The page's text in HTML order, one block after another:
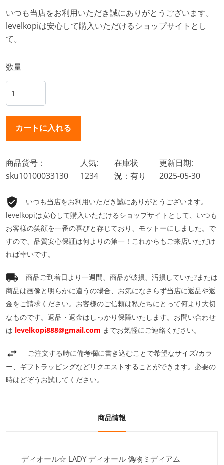
いつも当店をお利用いただき誠にありがとうございます。
levelkopiは安心して購入いただけるショップサイトとし
て。
数量
商品货号：
sku10100033130
人気:
1234
在庫状
況：有り
更新日期:
2025-05-30
いつも当店をお利用いただき誠にありがとうございます。
levelkopiは安心して購入いただけるショップサイトとして、いつも
お客様の笑顔を一番の喜びと存じており、モットーにしました。で
すので、品質安心保証は何よりの第一！これからもご来店いただけ
れば幸いです。
商品ご到着日より一週間、商品が破損、汚損していた?または
商品は画像と明らかに違うの場合、お気になさらず当店に返品や返
金をご請求ください。お客様のご信頼は私たちにとって何より大切
なものです。返品・返金はしっかり保障いたします。お問い合わせ
は levelkopi888@gmail.com までお気軽にご連絡ください。
ご注文する時に備考欄に書き込むことで希望なサイズ/カラ
ー、ギフトラッピングなどリクエストすることができます。必要の
時はどぞうお試してください。
商品情報
ディオール☆ LADY ディオール 偽物ミディアム